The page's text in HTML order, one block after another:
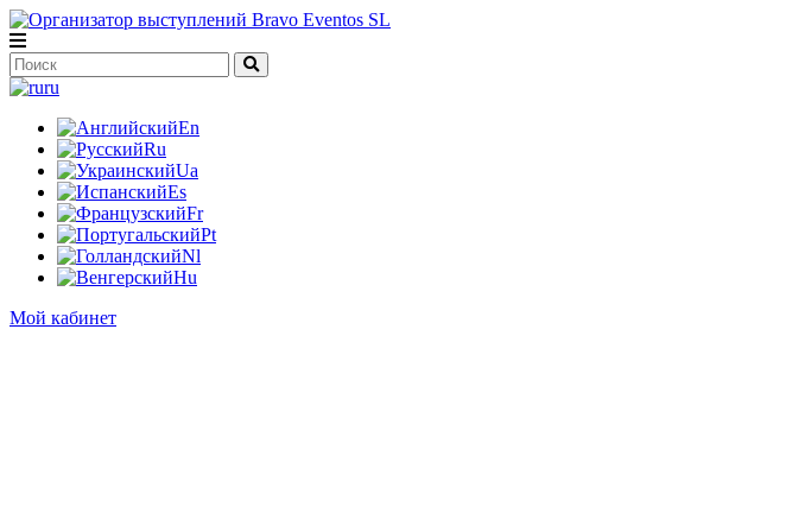
ru
En
Ru
Ua
Es
Fr
Pt
Nl
Hu
Мой кабинет